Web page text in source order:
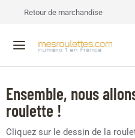
Retour de marchandise
Ensemble, nous
roulette !
Cliquez sur le dessin de la